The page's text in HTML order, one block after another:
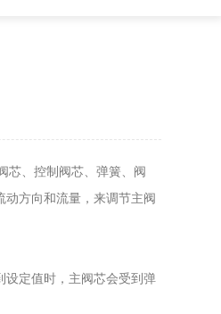
芯、控制阀芯、弹簧、阀
方向和流量，来调节主阀
定值时，主阀芯会受到弹